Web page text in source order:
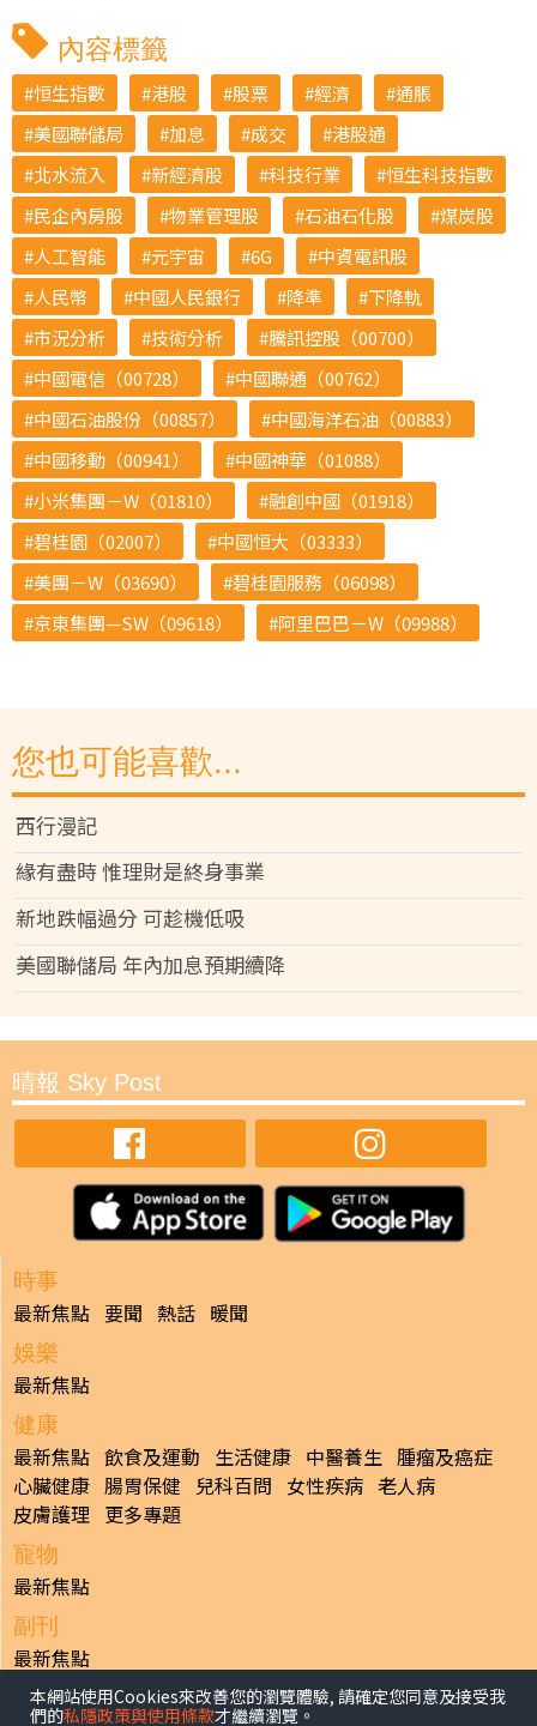
內容標籤
恒生指數 港股 股票 經濟
通脹
美國聯儲局
加息 成交
港股通
北水流入
新經濟股 科技行業
恒生科技指數
民企內房股
物業管理股 石油石化股
煤炭股
人工智能
元宇宙 6G
中資電訊股
人民幣
中國人民銀行 降準
下降軌
市況分析
技術分析
騰訊控股（00700）
中國電信（00728）
中國聯通（00762）
中國石油股份（00857）
中國海洋石油（00883）
中國移動（00941）
中國神華（01088）
小米集團－W（01810）
融創中國（01918）
碧桂園（02007）
中國恒大（03333）
美團－W（03690）
碧桂園服務（06098）
京東集團—SW（09618）
阿里巴巴－W（09988）
您也可能喜歡...
西行漫記
緣有盡時 惟理財是終身事業
新地跌幅過分 可趁機低吸
美國聯儲局 年內加息預期續降
晴報 Sky Post
時事
最新焦點 要聞 熱話 暖聞
娛樂
最新焦點
健康
最新焦點 飲食及運動 生活健康 中醫養生 腫瘤及癌症
心臟健康 腸胃保健 兒科百問 女性疾病 老人病
皮膚護理 更多專題
寵物
最新焦點
副刊
最新焦點
日報
本網站使用Cookies來改善您的瀏覽體驗, 請確定您同意及接受我
們的私隱政策與使用條款才繼續瀏覽。